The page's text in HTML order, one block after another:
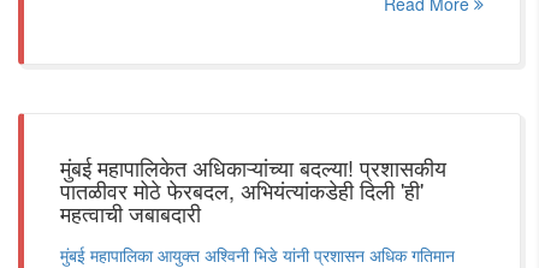
मुंबई महापालिकेत अधिकाऱ्यांच्या बदल्या! प्रशासकीय
पातळीवर मोठे फेरबदल, अभियंत्यांकडेही दिली 'ही'
महत्वाची जबाबदारी
मुंबई महापालिका आयुक्त अश्विनी भिडे यांनी प्रशासन अधिक गतिमान